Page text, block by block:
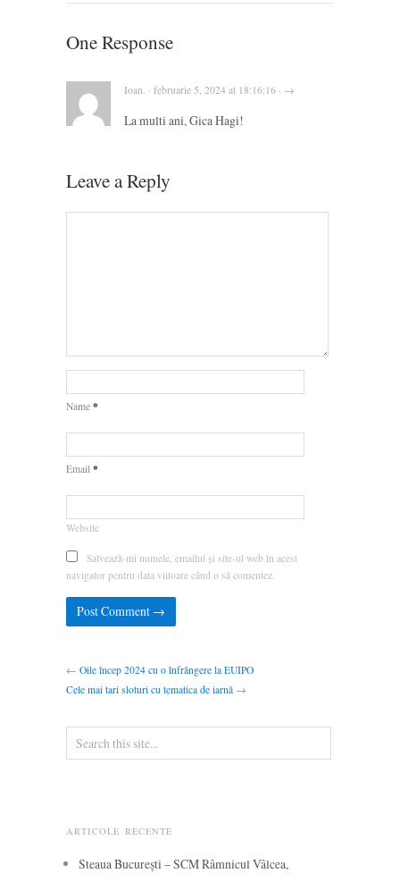
One Response
Ioan. · februarie 5, 2024 at 18:16:16 · →
La multi ani, Gica Hagi!
Leave a Reply
Name *
Email *
Website
Salvează-mi numele, emailul și site-ul web în acest
navigator pentru data viitoare când o să comentez.
← Oile încep 2024 cu o înfrângere la EUIPO
Cele mai tari sloturi cu tematica de iarnă →
ARTICOLE RECENTE
Steaua București – SCM Râmnicul Vâlcea,